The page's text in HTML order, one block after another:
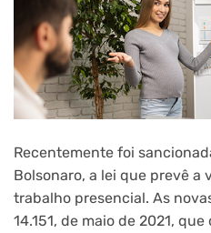
Recentemente foi
Bolsonaro, a lei que prevê a
trabalho presencial. As
14.151, de maio de 2021,